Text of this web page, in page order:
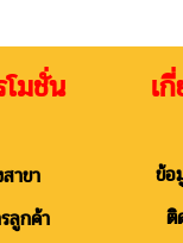
มชั่น เกี่
าขา
ลูกค้า
ข้อ
ติ